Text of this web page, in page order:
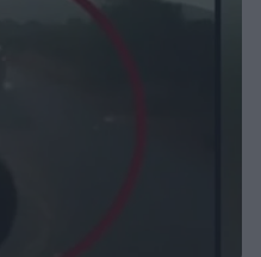
που
49